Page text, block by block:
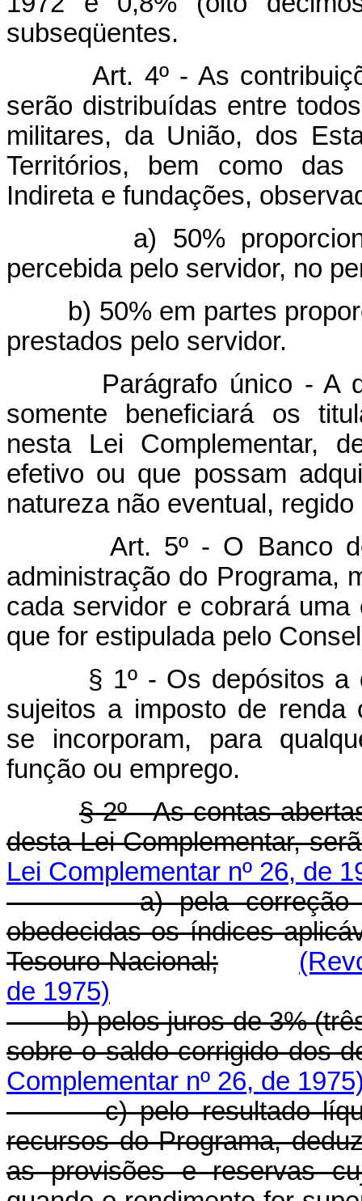
subseqüentes.
Art. 4º - As
serão distribuídas entre
militares, da União, dos
Territórios, bem como das
Indireta e fundações,
a) 50% proporcionais
percebida pelo servidor, no
b) 50% em partes
prestados pelo servidor.
Parágrafo único - A
somente beneficiará os
nesta Lei Complementar,
efetivo ou que possam
natureza não eventual,
Art. 5º - O Banco
administração do Programa,
cada servidor e cobrará
que for estipulada pelo
§ 1º - Os depósitos
sujeitos a imposto de renda
se incorporam, para
função ou emprego.
§ 2º - As contas
desta Lei Complementar,
Lei Complementar nº 26, de
a) pela correção
obedecidas os índices
Tesouro Nacional;
de 1975)
b) pelos juros de 3%
sobre o saldo corrigido dos
Complementar nº 26, de
c) pelo resultado
recursos do Programa,
as provisões e reservas